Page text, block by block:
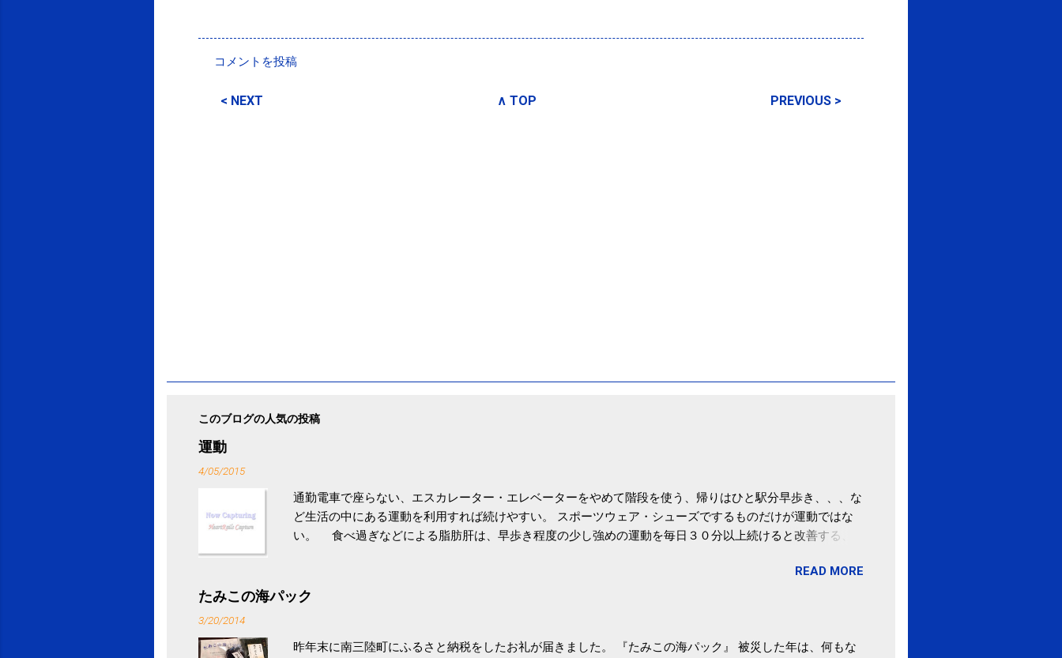
メ
コメントを投稿
< NEXT ∧ TOP PREVIOUS >
このブログの人気の投稿
運動
4/05/2015
通勤電車で座らない、エスカレーター・エレベーターをやめて階段を使う、帰りはひと駅分早歩き、、、な
ど生活の中にある運動を利用すれば続けやすい。 スポーツウェア・シューズでするものだけが運動ではな
い。 食べ過ぎなどによる脂肪肝は、早歩き程度の少し強めの運動を毎日３０分以上続けると改善する、
ル性脂肪性肝疾患。体重は減らなくても効果があるという。 正田教授は「汗ばむ程度の運動を毎日３０分
続けることが有用」としている。 脂肪肝、毎日３０分の早歩きで改善 筑波大「減量しなくても効果」 -
READ MORE
たみこの海パック
3/20/2014
昨年末に南三陸町にふるさと納税をしたお礼が届きました。 『たみこの海パック』 被災した年は、何もな